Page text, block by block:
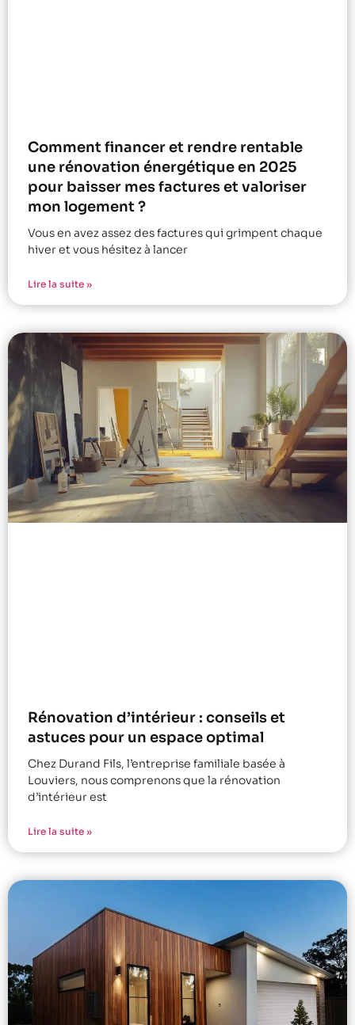
Comment financer et rendre rentable
une rénovation énergétique en 2025
pour baisser mes factures et valoriser
mon logement ?
Vous en avez assez des factures qui grimpent chaque
hiver et vous hésitez à lancer
Lire la suite »
Rénovation d’intérieur : conseils et
astuces pour un espace optimal
Chez Durand Fils, l’entreprise familiale basée à
Louviers, nous comprenons que la rénovation
d’intérieur est
Lire la suite »